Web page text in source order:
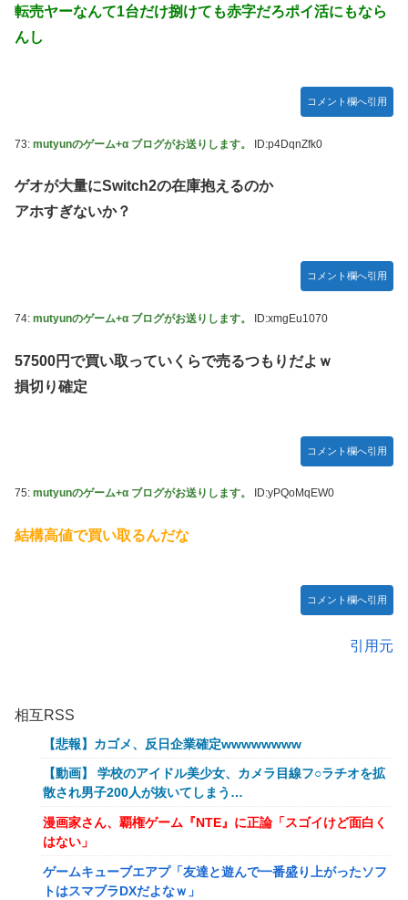
転売ヤーなんて1台だけ捌けても赤字だろポイ活にもなら
んし
コメント欄へ引用
73: mutyunのゲーム+α ブログがお送りします。 ID:p4DqnZfk0
ゲオが大量にSwitch2の在庫抱えるのか
アホすぎないか？
コメント欄へ引用
74: mutyunのゲーム+α ブログがお送りします。 ID:xmgEu1070
57500円で買い取っていくらで売るつもりだよｗ
損切り確定
コメント欄へ引用
75: mutyunのゲーム+α ブログがお送りします。 ID:yPQoMqEW0
結構高値で買い取るんだな
コメント欄へ引用
引用元
相互RSS
【悲報】カゴメ、反日企業確定wwwwwwww
【動画】 学校のアイドル美少女、カメラ目線フ○ラチオを拡
散され男子200人が抜いてしまう…
漫画家さん、覇権ゲーム『NTE』に正論「スゴイけど面白く
はない」
ゲームキューブエアプ「友達と遊んで一番盛り上がったソフ
トはスマブラDXだよなｗ」